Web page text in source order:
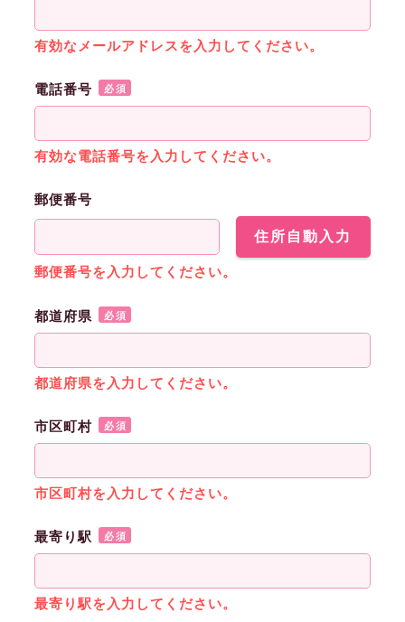
有効なメールアドレスを入力してください。
電話番号 必須
有効な電話番号を入力してください。
郵便番号
住所自動入力
郵便番号を入力してください。
都道府県 必須
都道府県を入力してください。
市区町村 必須
市区町村を入力してください。
最寄り駅 必須
最寄り駅を入力してください。